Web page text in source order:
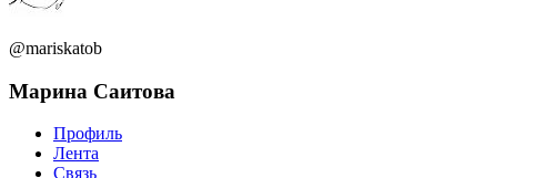
@mariskatob
Марина Саитова
Профиль
Лента
Связь